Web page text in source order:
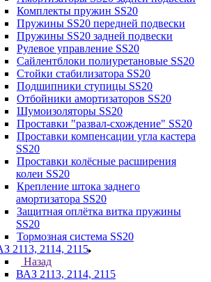
Комплекты пружин SS20
Пружины SS20 передней подвески
Пружины SS20 задней подвески
Рулевое управление SS20
Сайлентблоки полиуретановые SS20
Стойки стабилизатора SS20
Подшипники ступицы SS20
Отбойники амортизаторов SS20
Шумоизоляторы SS20
Проставки "развал-схождение" SS20
Проставки компенсации угла кастера
SS20
Проставки колёсные расширения
колеи SS20
Крепление штока заднего
амортизатора SS20
Защитная оплётка витка пружины
SS20
Тормозная система SS20
2113, 2114, 2115
Назад
ВАЗ 2113, 2114, 2115